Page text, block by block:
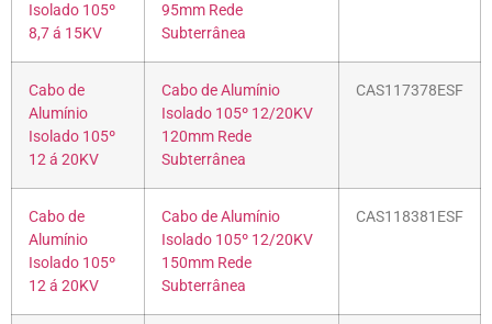
Isolado 105º
8,7 á 15KV
95mm Rede
Subterrânea
Cabo de
Alumínio
Isolado 105º
12 á 20KV
Cabo de Alumínio
Isolado 105º 12/20KV
120mm Rede
Subterrânea
CAS117378ESF
Cabo de
Alumínio
Isolado 105º
12 á 20KV
Cabo de Alumínio
Isolado 105º 12/20KV
150mm Rede
Subterrânea
CAS118381ESF